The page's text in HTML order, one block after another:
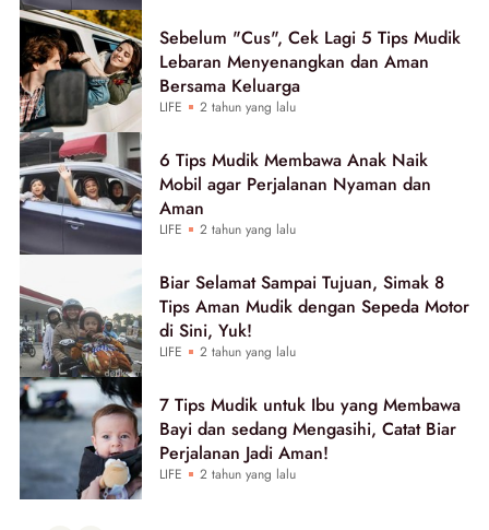
Sebelum "Cus", Cek Lagi 5 Tips Mudik
Lebaran Menyenangkan dan Aman
Bersama Keluarga
LIFE 2 tahun yang lalu
6 Tips Mudik Membawa Anak Naik
Mobil agar Perjalanan Nyaman dan
Aman
LIFE 2 tahun yang lalu
Biar Selamat Sampai Tujuan, Simak 8
Tips Aman Mudik dengan Sepeda Motor
di Sini, Yuk!
LIFE 2 tahun yang lalu
7 Tips Mudik untuk Ibu yang Membawa
Bayi dan sedang Mengasihi, Catat Biar
Perjalanan Jadi Aman!
LIFE 2 tahun yang lalu